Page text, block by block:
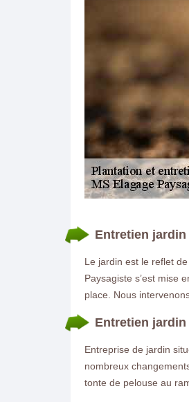
Entretien
Le jardin est le reflet
Paysagiste s’est mise
place. Nous
Entretien
Entreprise de jardin
nombreux
tonte de pelouse au